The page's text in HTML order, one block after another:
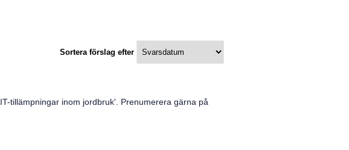
Sortera förslag efter
IT-tillämpningar inom jordbruk'. Prenumerera gärna på